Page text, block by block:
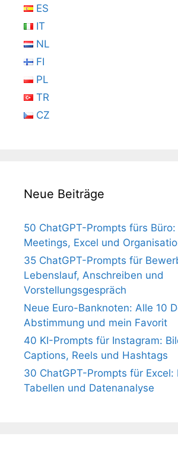
ES
IT
NL
FI
PL
TR
CZ
Neue Beiträge
50 ChatGPT-Prompts fürs
Meetings, Excel und
35 ChatGPT-Prompts für
Lebenslauf, Anschreiben und
Vorstellungsgespräch
Neue Euro-Banknoten: Alle 10
Abstimmung und mein Favorit
40 KI-Prompts für Instagram:
Captions, Reels und Hashtags
30 ChatGPT-Prompts für Excel:
Tabellen und Datenanalyse